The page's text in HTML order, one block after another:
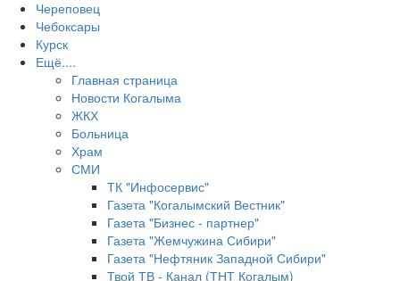
Череповец
Чебоксары
Курск
Ещё....
Главная страница
Новости Когалыма
ЖКХ
Больница
Храм
СМИ
ТК "Инфосервис"
Газета "Когалымский Вестник"
Газета "Бизнес - партнер"
Газета "Жемчужина Сибири"
Газета "Нефтяник Западной Сибири"
Твой ТВ - Канал (ТНТ Когалым)